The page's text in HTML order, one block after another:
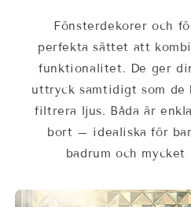
Fönsterdekorer och
perfekta sättet att
funktionalitet. De ger
uttryck samtidigt som de
filtrera ljus. Båda är
bort – idealiska för
badrum och mycket